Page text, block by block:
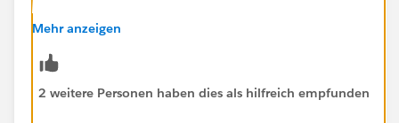
Best,
Deepak
Mehr anzeigen
2 weitere Personen haben dies als hilfreich empfunden